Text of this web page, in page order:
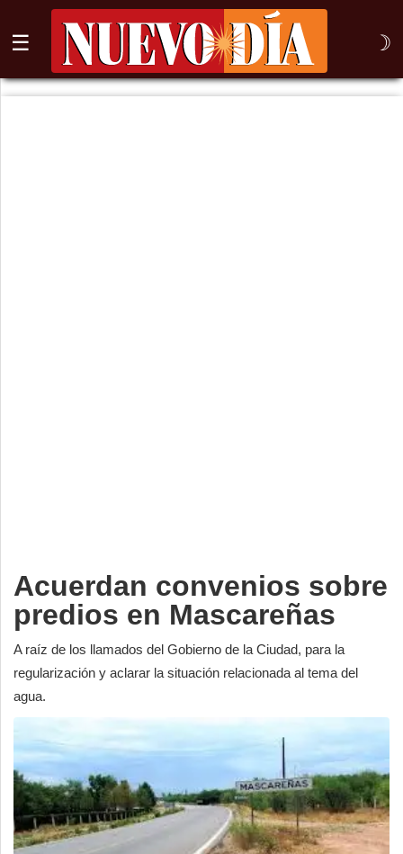
☰ ☽
⌕
Acuerdan convenios sobre
predios en Mascareñas
A raíz de los llamados del Gobierno de la Ciudad, para la
regularización y aclarar la situación relacionada al tema del
agua.